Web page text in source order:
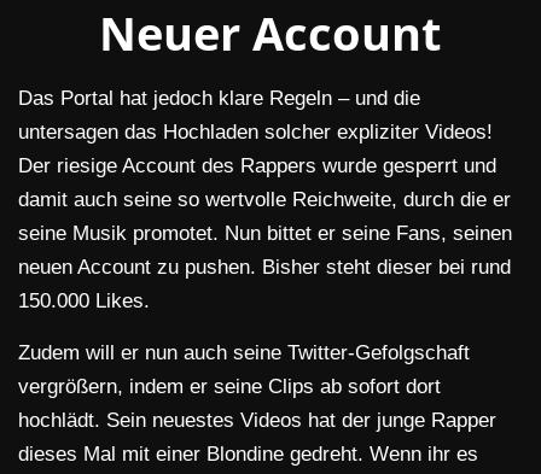
Neuer Account
Das Portal hat jedoch klare Regeln – und die
untersagen das Hochladen solcher expliziter Videos!
Der riesige Account des Rappers wurde gesperrt und
damit auch seine so wertvolle Reichweite, durch die er
seine Musik promotet. Nun bittet er seine Fans, seinen
neuen Account zu pushen. Bisher steht dieser bei rund
150.000 Likes.
Zudem will er nun auch seine Twitter-Gefolgschaft
vergrößern, indem er seine Clips ab sofort dort
hochlädt. Sein neuestes Videos hat der junge Rapper
dieses Mal mit einer Blondine gedreht. Wenn ihr es